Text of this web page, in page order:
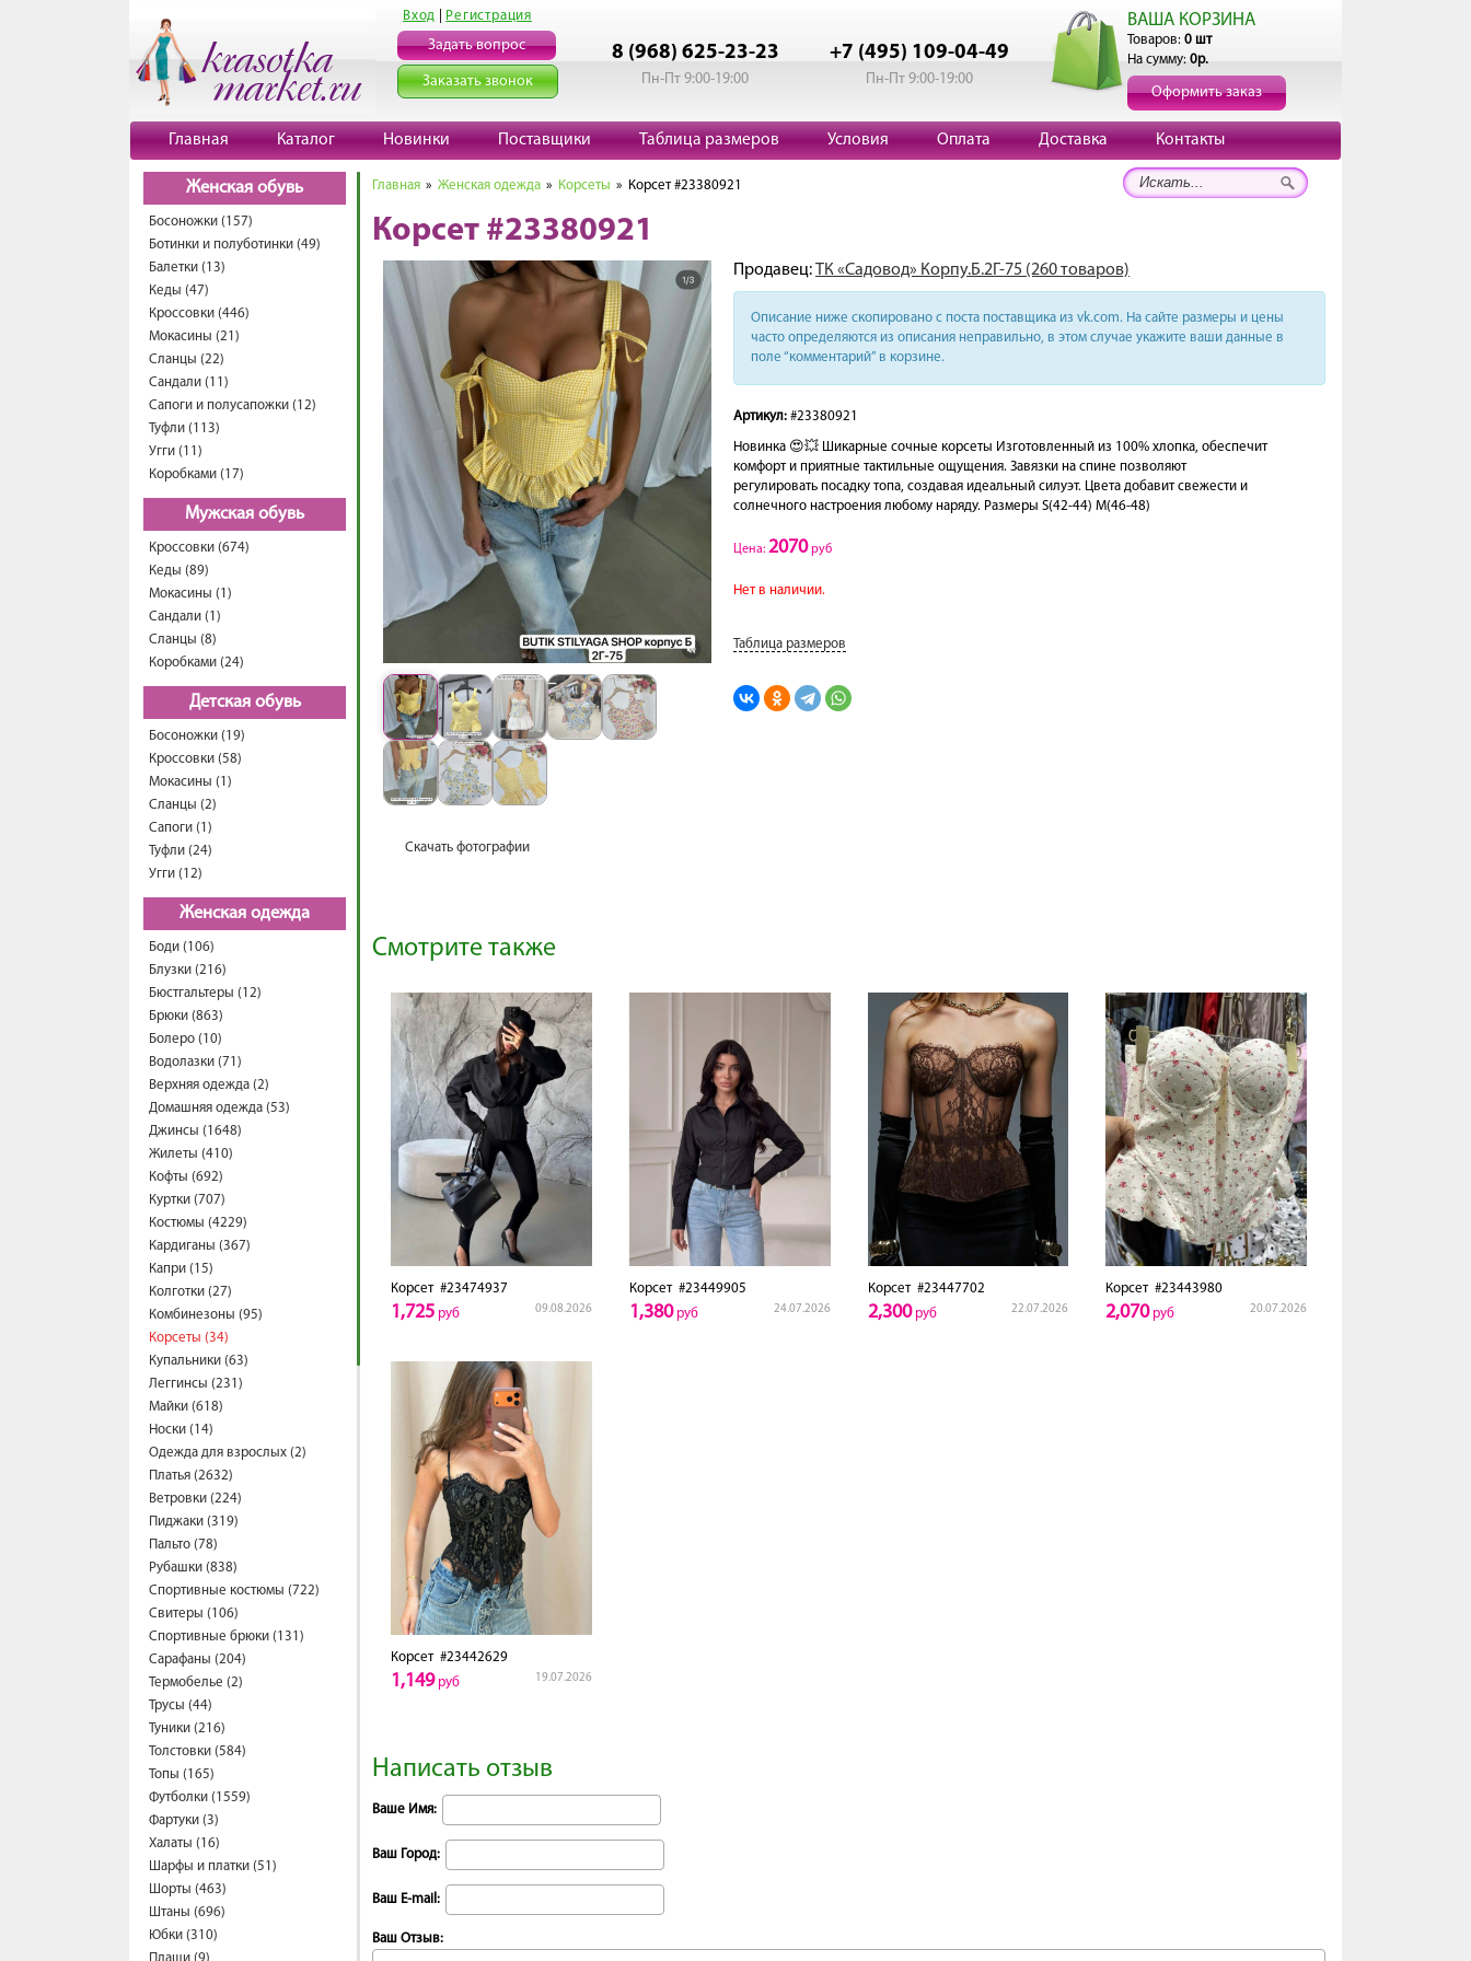
Вход Регистрация
Задать вопрос
Заказать звонок
8 (968) 625-23-23
Пн-Пт 9:00-19:00
+7 (495) 109-04-49
Пн-Пт 9:00-19:00
ВАША КОРЗИНА
Товаров: 0 шт
На сумму: 0р.
Оформить заказ
Главная Каталог Новинки Поставщики Таблица размеров Условия Оплата Доставка Контакты
Женская обувь
Босоножки (157)
Ботинки и полуботинки (49)
Балетки (13)
Кеды (47)
Кроссовки (446)
Мокасины (21)
Сланцы (22)
Сандали (11)
Сапоги и полусапожки (12)
Туфли (113)
Угги (11)
Коробками (17)
Мужская обувь
Кроссовки (674)
Кеды (89)
Мокасины (1)
Сандали (1)
Сланцы (8)
Коробками (24)
Детская обувь
Босоножки (19)
Кроссовки (58)
Мокасины (1)
Сланцы (2)
Сапоги (1)
Туфли (24)
Угги (12)
Женская одежда
Боди (106)
Блузки (216)
Бюстгальтеры (12)
Брюки (863)
Болеро (10)
Водолазки (71)
Верхняя одежда (2)
Домашняя одежда (53)
Джинсы (1648)
Жилеты (410)
Кофты (692)
Куртки (707)
Костюмы (4229)
Кардиганы (367)
Капри (15)
Колготки (27)
Комбинезоны (95)
Корсеты (34)
Купальники (63)
Леггинсы (231)
Майки (618)
Носки (14)
Одежда для взрослых (2)
Платья (2632)
Ветровки (224)
Пиджаки (319)
Пальто (78)
Рубашки (838)
Спортивные костюмы (722)
Свитеры (106)
Спортивные брюки (131)
Сарафаны (204)
Термобелье (2)
Трусы (44)
Туники (216)
Толстовки (584)
Топы (165)
Футболки (1559)
Фартуки (3)
Халаты (16)
Шарфы и платки (51)
Шорты (463)
Штаны (696)
Юбки (310)
Главная » Женская одежда » Корсеты » Корсет #23380921
Корсет #23380921
Скачать фотографии
Продавец:ТК «Садовод» Корпу.Б.2Г-75 (260 товаров)
Описание ниже скопировано с поста поставщика из vk.com. На сайте размеры и цены
часто определяются из описания неправильно, в этом случае укажите ваши данные в
поле “комментарий” в корзине.
Артикул: #23380921
Новинка 😍💥 Шикарные сочные корсеты Изготовленный из 100% хлопка, обеспечит
комфорт и приятные тактильные ощущения. Завязки на спине позволяют
регулировать посадку топа, создавая идеальный силуэт. Цвета добавит свежести и
солнечного настроения любому наряду. Размеры S(42-44) M(46-48)
Цена: 2070руб
Нет в наличии.
Таблица размеров
Смотрите также
Корсет#23474937
09.08.2026
1,725 руб
Корсет#23449905
24.07.2026
1,380руб
Корсет#23447702
22.07.2026
2,300руб
Корсет#23443980
20.07.2026
2,070руб
Корсет#23442629
19.07.2026
1,149руб
Написать отзыв
Ваше Имя:
Ваш Город:
Ваш E-mail:
Ваш Отзыв: